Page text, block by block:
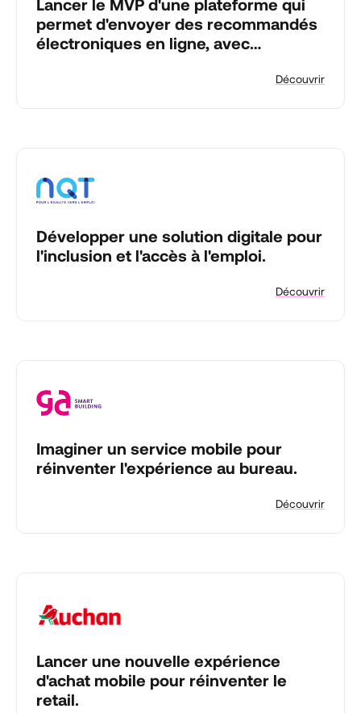
Lancer le MVP d'une plateforme qui
permet d'envoyer des recommandés
électroniques en ligne, avec
Découvrir
Développer une solution digitale pour
l'inclusion et l'accès à l'emploi.
Découvrir
Imaginer un service mobile pour
réinventer l'expérience au bureau.
Découvrir
Lancer une nouvelle expérience
d'achat mobile pour réinventer le
retail.